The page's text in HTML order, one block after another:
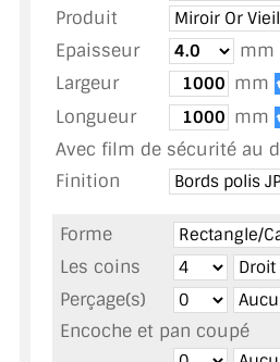
TOUS LES TARIFS AU M2
GUIDE : CHOIX PAR
INSPIRATIONS ET
AMBIANCE LAITON BROSSÉ
MIROIR SUR MESURE
MIROIR VIEILLI
MIROIR DÉCORATIF DE
Produit
Epaisseur
mm
Largeur
mm
Longueur mm
Avec film de sécurité au
Finition
Forme
Les coins
Perçage(s)
Encoche et pan coupé